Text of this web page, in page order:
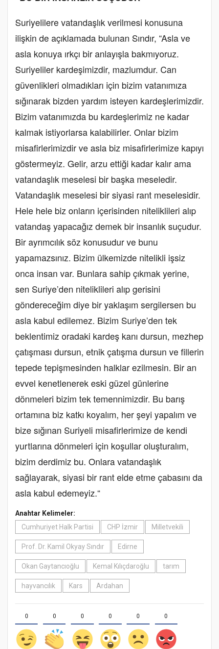
Suriyelilere vatandaşlık verilmesi konusuna
ilişkin de açıklamada bulunan Sındır, “Asla ve
asla konuya ırkçı bir anlayışla bakmıyoruz.
Suriyeliler kardeşimizdir, mazlumdur. Can
güvenlikleri olmadıkları için bizim vatanımıza
sığınarak bizden yardım isteyen kardeşlerimizdir.
Bizim vatanımızda bu kardeşlerimiz ne kadar
kalmak istiyorlarsa kalabilirler. Onlar bizim
misafirlerimizdir ve asla biz misafirlerimize kapıyı
göstermeyiz. Gelir, arzu ettiği kadar kalır ama
vatandaşlık meselesi bir başka meseledir.
Vatandaşlık meselesi bir siyasi rant meselesidir.
Hele hele biz onların içerisinden niteliklileri alıp
vatandaş yapacağız demek bir insanlık suçudur.
Bir ayrımcılık söz konusudur ve bunu
yapamazsınız. Bizim ülkemizde nitelikli işsiz
onca insan var. Bunlara sahip çıkmak yerine,
sen Suriye’den niteliklileri alıp gerisini
göndereceğim diye bir yaklaşım sergilersen bu
asla kabul edilemez. Bizim Suriye’den tek
beklentimiz oradaki kardeş kanı dursun, mezhep
çatışması dursun, etnik çatışma dursun ve fillerin
tepede tepişmesinden halklar ezilmesin. Bir an
evvel kenetlenerek eski güzel günlerine
dönmeleri bizim tek temennimizdir. Bu barış
ortamına biz katkı koyalım, her şeyi yapalım ve
bize sığınan Suriyeli misafirlerimize de kendi
yurtlarına dönmeleri için koşullar oluşturalım,
bizim derdimiz bu. Onlara vatandaşlık
sağlayarak, siyasi bir rant elde etme çabasını da
asla kabul edemeyiz.“
Anahtar Kelimeler:
Cumhuriyet Halk Partisi
CHP İzmir Milletvekili
Prof. Dr. Kamil Okyay Sındır Edirne
Okan Gaytancıoğlu Kemal Kılıçdaroğlu tarım
hayvancılık Kars Ardahan
0 0 0 0 0 0